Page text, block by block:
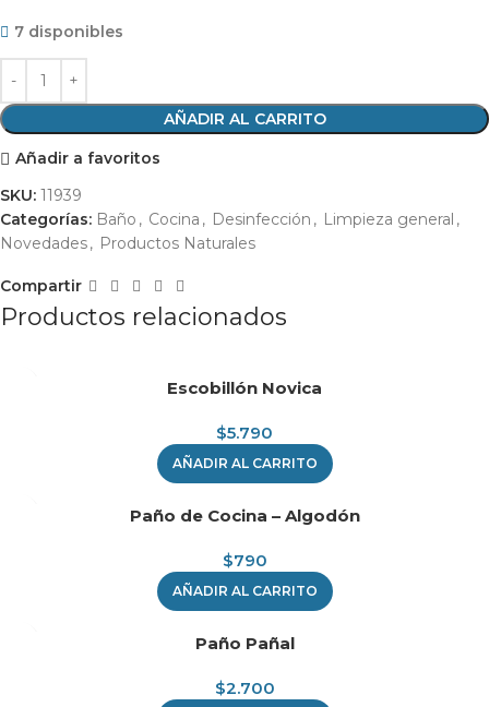
7 disponibles
AÑADIR AL CARRITO
Añadir a favoritos
SKU: 11939
Categorías: Baño , Cocina , Desinfección , Limpieza general ,
Novedades, Productos Naturales
Compartir
Productos relacionados
Escobillón Novica
$5.790
AÑADIR AL CARRITO
Paño de Cocina – Algodón
$790
AÑADIR AL CARRITO
Paño Pañal
$2.700